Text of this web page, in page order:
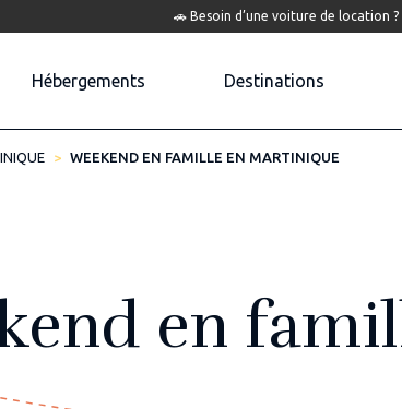
🚗 Besoin d’une voiture de location ?
Hébergements Destinations
Locations
Location Martinique
Locations
Mon voyage en Martinique
WEEKEND EN FAMILLE EN MARTINIQUE
en